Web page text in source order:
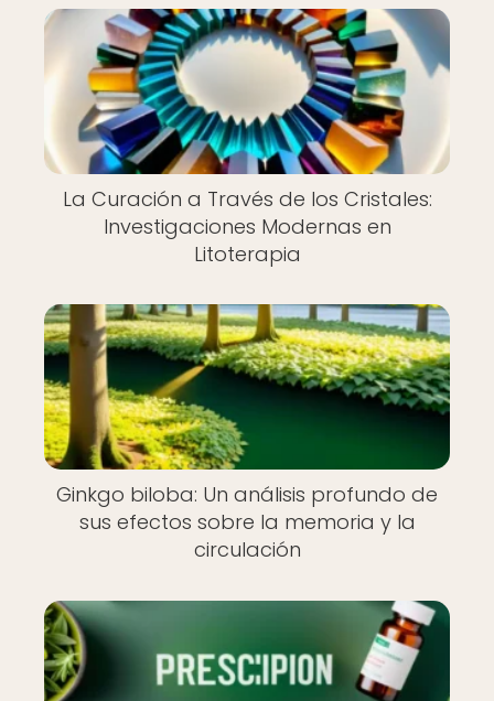
La Curación a Través de los Cristales:
Investigaciones Modernas en
Litoterapia
Ginkgo biloba: Un análisis profundo de
sus efectos sobre la memoria y la
circulación